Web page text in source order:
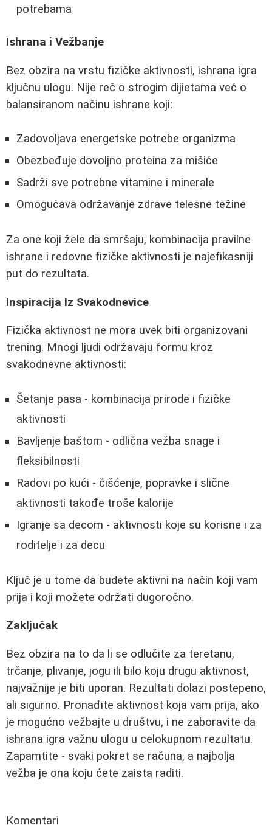
potrebama
Ishrana i Vežbanje
Bez obzira na vrstu fizičke aktivnosti, ishrana igra
ključnu ulogu. Nije reč o strogim dijietama već o
balansiranom načinu ishrane koji:
Zadovoljava energetske potrebe organizma
Obezbeđuje dovoljno proteina za mišiće
Sadrži sve potrebne vitamine i minerale
Omogućava održavanje zdrave telesne težine
Za one koji žele da smršaju, kombinacija pravilne
ishrane i redovne fizičke aktivnosti je najefikasniji
put do rezultata.
Inspiracija Iz Svakodnevice
Fizička aktivnost ne mora uvek biti organizovani
trening. Mnogi ljudi održavaju formu kroz
svakodnevne aktivnosti:
Šetanje pasa - kombinacija prirode i fizičke
aktivnosti
Bavljenje baštom - odlična vežba snage i
fleksibilnosti
Radovi po kući - čišćenje, popravke i slične
aktivnosti takođe troše kalorije
Igranje sa decom - aktivnosti koje su korisne i za
roditelje i za decu
Ključ je u tome da budete aktivni na način koji vam
prija i koji možete održati dugoročno.
Zaključak
Bez obzira na to da li se odlučite za teretanu,
trčanje, plivanje, jogu ili bilo koju drugu aktivnost,
najvažnije je biti uporan. Rezultati dolazi postepeno,
ali sigurno. Pronađite aktivnost koja vam prija, ako
je mogućno vežbajte u društvu, i ne zaboravite da
ishrana igra važnu ulogu u celokupnom rezultatu.
Zapamtite - svaki pokret se računa, a najbolja
vežba je ona koju ćete zaista raditi.
Komentari